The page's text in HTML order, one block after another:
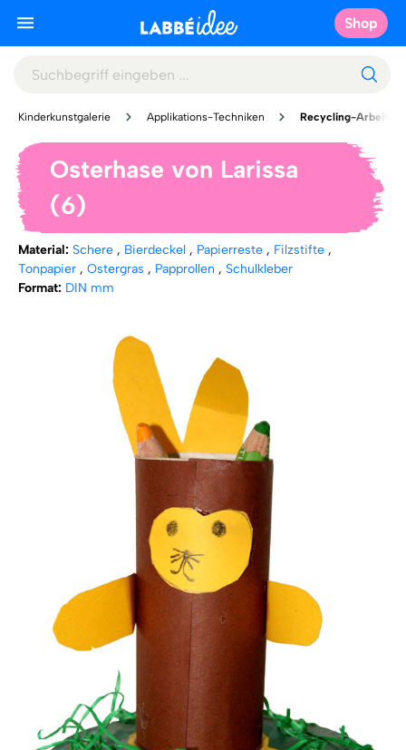
Shop
Kinderkunstgalerie Applikations-Techniken Recycling-Arbeiten
Osterhase von Larissa
(6)
Material: Schere , Bierdeckel , Papierreste , Filzstifte ,
Tonpapier , Ostergras , Papprollen , Schulkleber
Format: DIN mm